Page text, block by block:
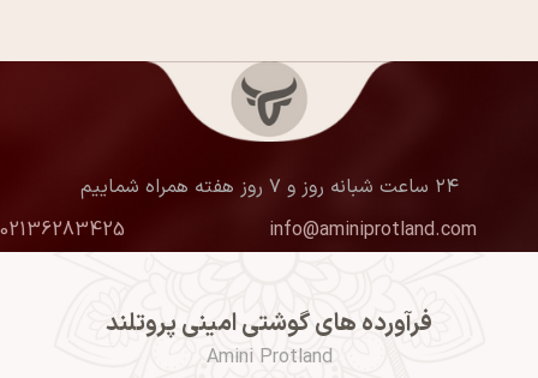
۲۴ ساعت شبانه روز و ۷ روز هفته همراه شماییم
info@aminiprotland.com
02136283425
فرآورده های گوشتی امینی پروتلند
Amini Protland